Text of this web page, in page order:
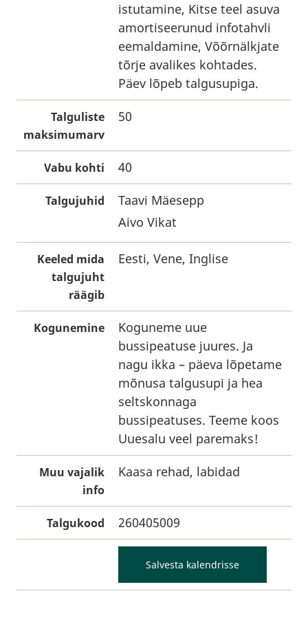
istutamine, Kitse teel asuva
amortiseerunud infotahvli
eemaldamine, Võõrnälkjate
tõrje avalikes kohtades.
Päev lõpeb talgusupiga.
Talguliste
maksimumarv
50
Vabu kohti 40
Talgujuhid
Taavi Mäesepp
Aivo Vikat
Keeled mida
talgujuht
räägib
Eesti, Vene, Inglise
Kogunemine
Koguneme uue
bussipeatuse juures. Ja
nagu ikka – päeva lõpetame
mõnusa talgusupi ja hea
seltskonnaga
bussipeatuses. Teeme koos
Uuesalu veel paremaks!
Muu vajalik
info
Kaasa rehad, labidad
Talgukood 260405009
Salvesta kalendrisse